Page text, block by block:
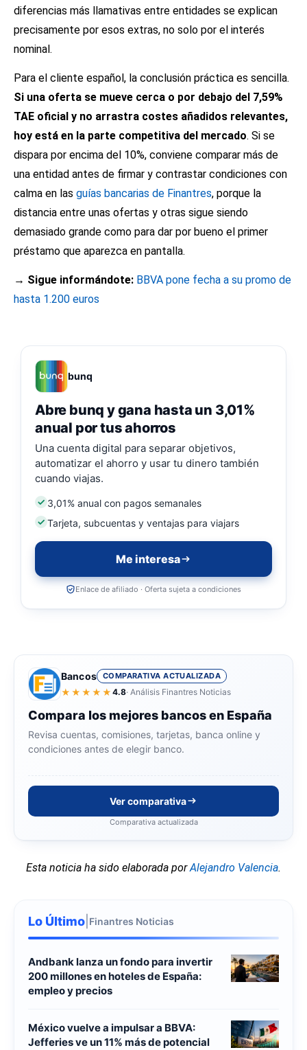
diferencias más llamativas entre entidades se explican
precisamente por esos extras, no solo por el interés
nominal.
Para el cliente español, la conclusión práctica es sencilla.
Si una oferta se mueve cerca o por debajo del 7,59%
TAE oficial y no arrastra costes añadidos relevantes,
hoy está en la parte competitiva del mercado. Si se
dispara por encima del 10%, conviene comparar más de
una entidad antes de firmar y contrastar condiciones con
calma en las guías bancarias de Finantres, porque la
distancia entre unas ofertas y otras sigue siendo
demasiado grande como para dar por bueno el primer
préstamo que aparezca en pantalla.
→ Sigue informándote: BBVA pone fecha a su promo de
hasta 1.200 euros
bunq
Abre bunq y gana hasta un 3,01%
anual por tus ahorros
Una cuenta digital para separar objetivos,
automatizar el ahorro y usar tu dinero también
cuando viajas.
3,01% anual con pagos semanales
Tarjeta, subcuentas y ventajas para viajars
Me interesa
Enlace de afiliado · Oferta sujeta a condiciones
Bancos COMPARATIVA ACTUALIZADA
★★★★★ 4.8· Análisis Finantres Noticias
Compara los mejores bancos en España
Revisa cuentas, comisiones, tarjetas, banca online y
condiciones antes de elegir banco.
Ver comparativa
Comparativa actualizada
Esta noticia ha sido elaborada porAlejandro Valencia.
Lo Último Finantres Noticias
Andbank lanza un fondo para invertir
200 millones en hoteles de España:
empleo y precios
México vuelve a impulsar a BBVA:
Jefferies ve un 11% más de potencial